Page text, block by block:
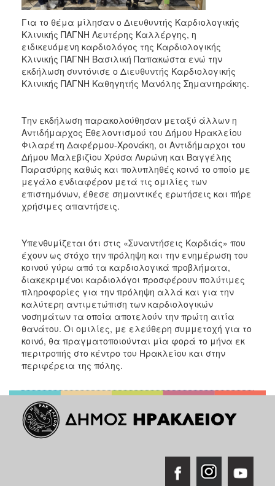
2010
2006
ΠΟΛΙΤΙΣΜΟΣ
ΑΝΘΕΚΤΙΚΗ
ΠΟΛΗ
Για το θέμα μίλησαν ο Διευθυντής Καρδιολογικής
Κλινικής ΠΑΓΝΗ Λευτέρης Καλλέργης, η
ειδικευόμενη καρδιολόγος της Καρδιολογικής
Κλινικής ΠΑΓΝΗ Βασιλική Παπακώστα ενώ την
εκδήλωση συντόνισε ο Διευθυντής Καρδιολογικής
Κλινικής ΠΑΓΝΗ Καθηγητής Μανόλης Σημαντηράκης.
Την εκδήλωση παρακολούθησαν μεταξύ άλλων η
Αντιδήμαρχος Εθελοντισμού του Δήμου Ηρακλείου
Φιλαρέτη Δαφέρμου-Χρονάκη, οι Αντιδήμαρχοι του
Δήμου Μαλεβιζίου Χρύσα Λυρώνη και Βαγγέλης
Παρασύρης καθώς και πολυπληθές κοινό το οποίο με
μεγάλο ενδιαφέρον μετά τις ομιλίες των
επιστημόνων, έθεσε σημαντικές ερωτήσεις και πήρε
χρήσιμες απαντήσεις.
Υπενθυμίζεται ότι στις «Συναντήσεις Καρδιάς» που
έχουν ως στόχο την πρόληψη και την ενημέρωση του
κοινού γύρω από τα καρδιολογικά προβλήματα,
διακεκριμένοι καρδιολόγοι προσφέρουν πολύτιμες
πληροφορίες για την πρόληψη αλλά και για την
καλύτερη αντιμετώπιση των καρδιολογικών
νοσημάτων τα οποία αποτελούν την πρώτη αιτία
θανάτου. Οι ομιλίες, με ελεύθερη συμμετοχή για το
κοινό, θα πραγματοποιούνται μία φορά το μήνα εκ
περιτροπής στο κέντρο του Ηρακλείου και στην
περιφέρεια της πόλης.